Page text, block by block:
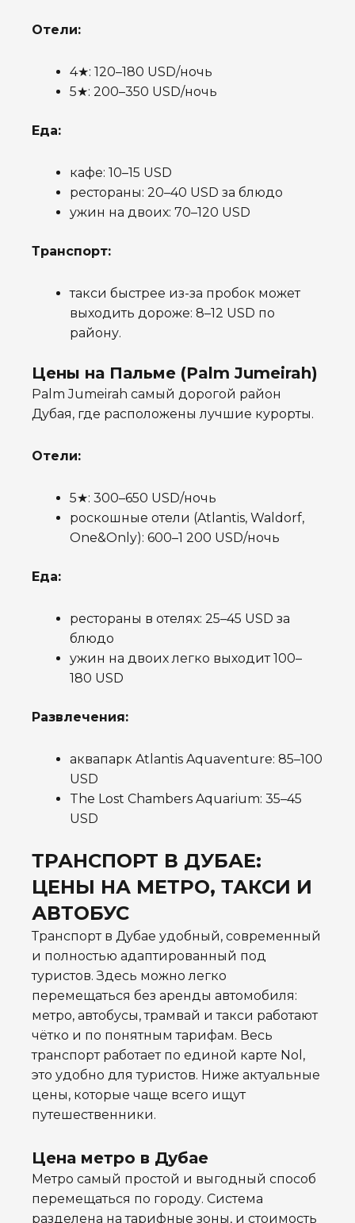
Отели:
4★: 120–180 USD/ночь
5★: 200–350 USD/ночь
Еда:
кафе: 10–15 USD
рестораны: 20–40 USD за блюдо
ужин на двоих: 70–120 USD
Транспорт:
такси быстрее из-за пробок может
выходить дороже: 8–12 USD по
району.
Цены на Пальме (Palm Jumeirah)
Palm Jumeirah самый дорогой район
Дубая, где расположены лучшие курорты.
Отели:
5★: 300–650 USD/ночь
роскошные отели (Atlantis, Waldorf,
One&Only): 600–1 200 USD/ночь
Еда:
рестораны в отелях: 25–45 USD за
блюдо
ужин на двоих легко выходит 100–
180 USD
Развлечения:
аквапарк Atlantis Aquaventure: 85–100
USD
The Lost Chambers Aquarium: 35–45
USD
ТРАНСПОРТ В ДУБАЕ:
ЦЕНЫ НА МЕТРО, ТАКСИ И
АВТОБУС
Транспорт в Дубае удобный, современный
и полностью адаптированный под
туристов. Здесь можно легко
перемещаться без аренды автомобиля:
метро, автобусы, трамвай и такси работают
чётко и по понятным тарифам. Весь
транспорт работает по единой карте Nol,
это удобно для туристов. Ниже актуальные
цены, которые чаще всего ищут
путешественники.
Цена метро в Дубае
Метро самый простой и выгодный способ
перемещаться по городу. Система
разделена на тарифные зоны, и стоимость